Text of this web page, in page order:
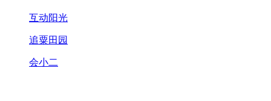
互动阳光
追粟田园
会小二